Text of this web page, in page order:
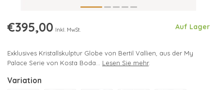
€395,00 Inkl. MwSt. Auf Lager
Exklusives Kristallskulptur Globe von Bertil Vallien, aus der My
Palace Serie von Kosta Boda... Lesen Sie mehr.
Variation